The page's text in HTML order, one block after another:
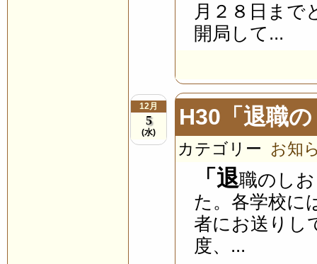
月２８日まで
開局して...
12月
5
(水)
H30「退職
カテゴリー お知
「退職のし
た。各学校に
者にお送りし
度、...